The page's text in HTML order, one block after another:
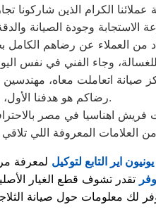
وجاء الفني في نفس
صيانة اتعاملت معاه،
رضاكم هو هدفنا الأول، ونعمل دائمًا على تقديم تجربة صيانة ترتقي لتوقعاتكم.
اهناسيا في مصر
اير التابع لتوكيل